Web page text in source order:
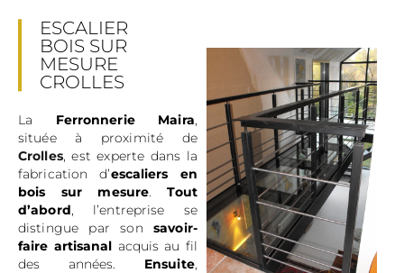
ESCALIER
BOIS SUR
MESURE
CROLLES
La Ferronnerie Maira,
située à proximité de
Crolles, est experte dans la
fabrication d’escaliers en
bois sur mesure.Tout
d’abord, l’entreprise se
distingue par sonsavoir-
faire artisanal acquis au fil
des années. Ensuite,